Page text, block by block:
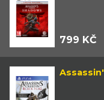
799 KČ